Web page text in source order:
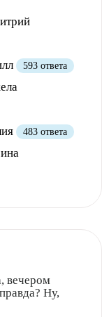
593 ответа
483 ответа
вечером
Ну,